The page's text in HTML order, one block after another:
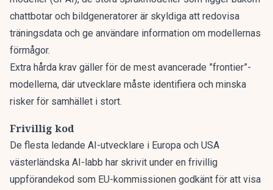
chattbotar och bildgeneratorer är skyldiga att redovisa
träningsdata och ge användare information om modellernas
förmågor.
Extra hårda krav gäller för de mest avancerade ”frontier”-
modellerna, där utvecklare måste identifiera och minska
risker för samhället i stort.
Frivillig kod
De flesta ledande AI-utvecklare i Europa och USA
västerländska AI-labb har skrivit under en frivillig
uppförandekod som EU-kommissionen godkänt för att visa